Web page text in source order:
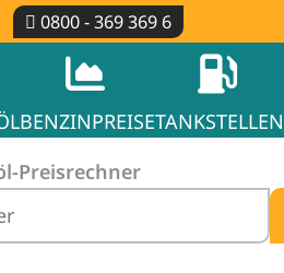
0800 - 369 369 6
BENZINPREISETANKSTELLEN
Preisrechner